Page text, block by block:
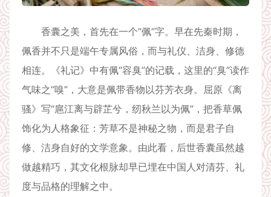
香囊之美，首先在一个“佩”字。早在先秦时期，
佩香并不只是端午专属风俗，而与礼仪、洁身、修德
相连。《礼记》中有佩“容臭”的记载，这里的“臭”读作
气味之“嗅”，大意是佩带香物以芬芳衣身。屈原《离
骚》写“扈江离与辟芷兮，纫秋兰以为佩”，把香草佩
饰化为人格象征：芳草不是神秘之物，而是君子自
修、洁身自好的文学意象。由此看，后世香囊虽然越
做越精巧，其文化根脉却早已埋在中国人对清芬、礼
度与品格的理解之中。